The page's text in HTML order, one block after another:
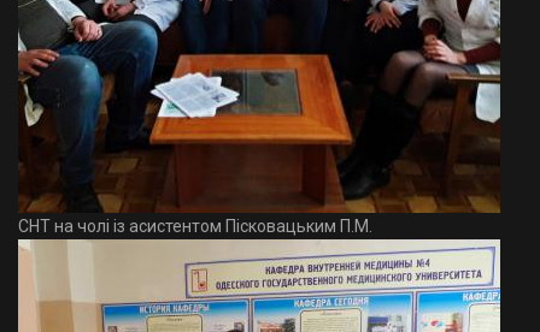
СНТ на чолі із асистентом Пісковацьким П.М.